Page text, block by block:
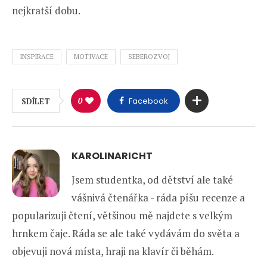
nejkratší dobu.
INSPIRACE MOTIVACE SEBEROZVOJ
SDÍLET 0 Facebook
KAROLINARICHT
Jsem studentka, od dětství ale také
vášnivá čtenářka - ráda píšu recenze a
popularizuji čtení, většinou mě najdete s velkým
hrnkem čaje. Ráda se ale také vydávám do světa a
objevuji nová místa, hraji na klavír či běhám.